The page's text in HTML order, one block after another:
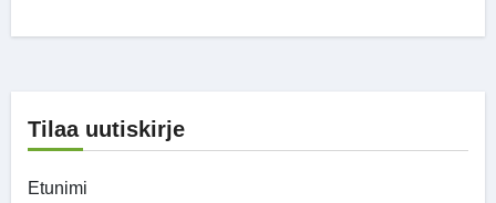
Tilaa uutiskirje
Etunimi